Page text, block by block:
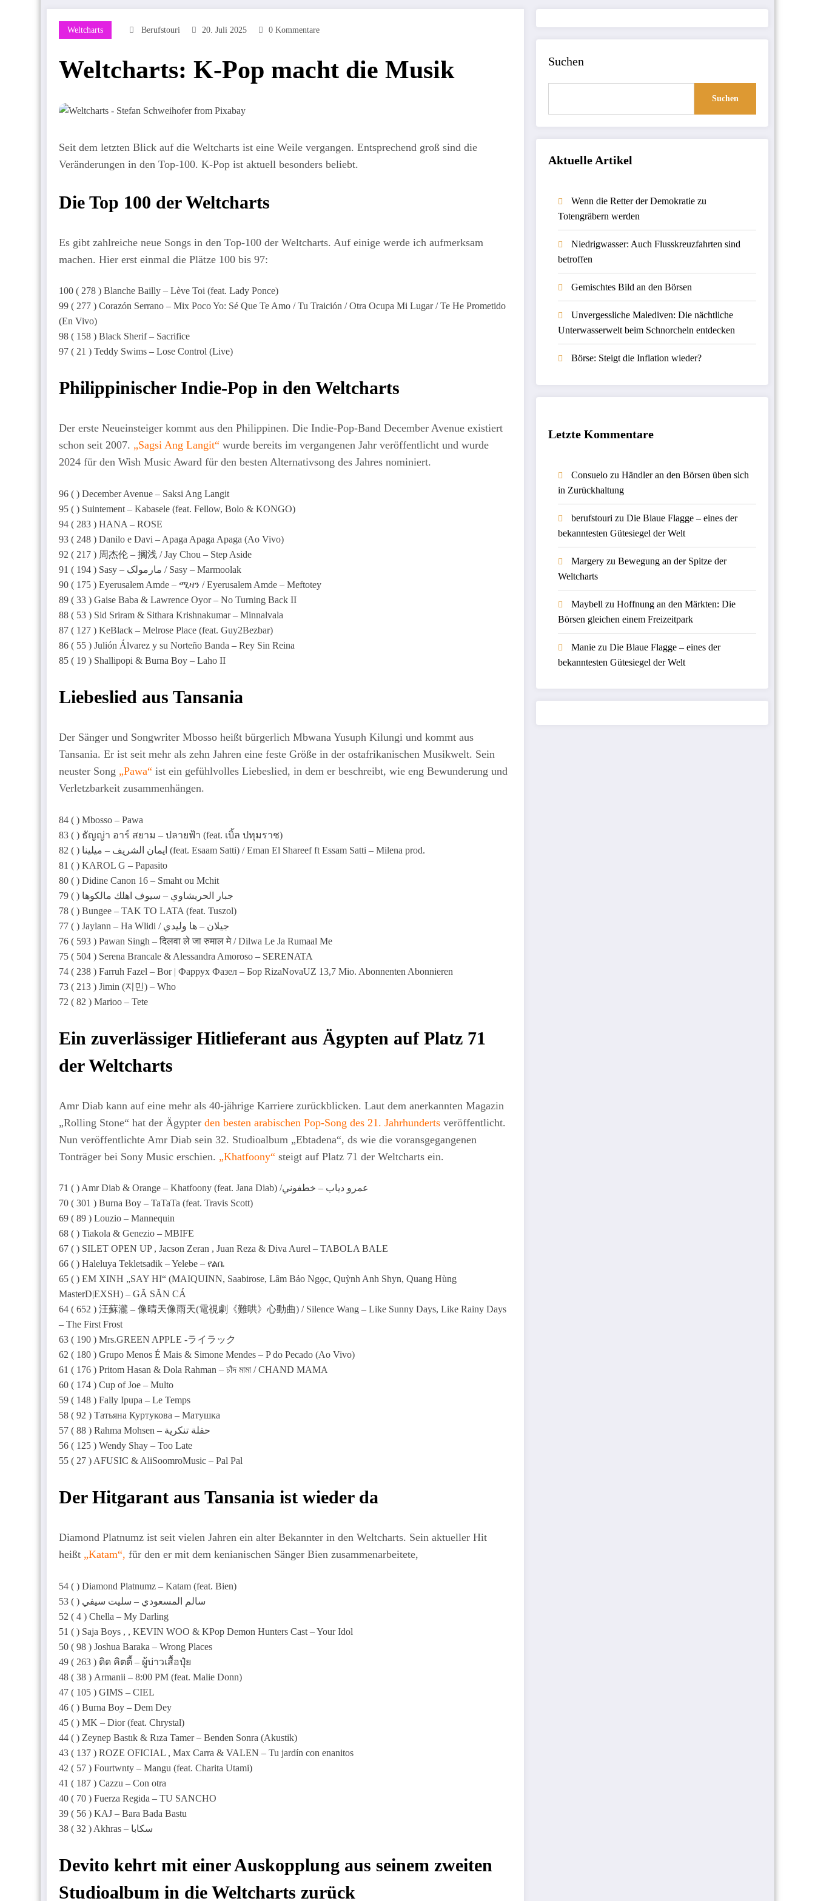
Weltcharts Berufstouri 20. Juli 2025 0 Kommentare
Weltcharts: K-Pop macht die Musik
Seit dem letzten Blick auf die Weltcharts ist eine Weile vergangen. Entsprechend groß sind die
Veränderungen in den Top-100. K-Pop ist aktuell besonders beliebt.
Die Top 100 der Weltcharts
Es gibt zahlreiche neue Songs in den Top-100 der Weltcharts. Auf einige werde ich aufmerksam
machen. Hier erst einmal die Plätze 100 bis 97:
100 ( 278 ) Blanche Bailly – Lève Toi (feat. Lady Ponce)
99 ( 277 ) Corazón Serrano – Mix Poco Yo: Sé Que Te Amo / Tu Traición / Otra Ocupa Mi Lugar / Te He Prometido
(En Vivo)
98 ( 158 ) Black Sherif – Sacrifice
97 ( 21 ) Teddy Swims – Lose Control (Live)
Philippinischer Indie-Pop in den Weltcharts
Der erste Neueinsteiger kommt aus den Philippinen. Die Indie-Pop-Band December Avenue existiert
schon seit 2007. „Sagsi Ang Langit“ wurde bereits im vergangenen Jahr veröffentlicht und wurde
2024 für den Wish Music Award für den besten Alternativsong des Jahres nominiert.
96 ( ) December Avenue – Saksi Ang Langit
95 ( ) Suintement – Kabasele (feat. Fellow, Bolo & KONGO)
94 ( 283 ) HANA – ROSE
93 ( 248 ) Danilo e Davi – Apaga Apaga Apaga (Ao Vivo)
92 ( 217 ) 周杰伦 – 搁浅 / Jay Chou – Step Aside
91 ( 194 ) Sasy – مارمولک / Sasy – Marmoolak
90 ( 175 ) Eyerusalem Amde – ሚዛን / Eyerusalem Amde – Meftotey
89 ( 33 ) Gaise Baba & Lawrence Oyor – No Turning Back II
88 ( 53 ) Sid Sriram & Sithara Krishnakumar – Minnalvala
87 ( 127 ) KeBlack – Melrose Place (feat. Guy2Bezbar)
86 ( 55 ) Julión Álvarez y su Norteño Banda – Rey Sin Reina
85 ( 19 ) Shallipopi & Burna Boy – Laho II
Liebeslied aus Tansania
Der Sänger und Songwriter Mbosso heißt bürgerlich Mbwana Yusuph Kilungi und kommt aus
Tansania. Er ist seit mehr als zehn Jahren eine feste Größe in der ostafrikanischen Musikwelt. Sein
neuster Song „Pawa“ ist ein gefühlvolles Liebeslied, in dem er beschreibt, wie eng Bewunderung und
Verletzbarkeit zusammenhängen.
84 ( ) Mbosso – Pawa
83 ( ) ธัญญ่า อาร์ สยาม – ปลายฟ้า (feat. เบิ้ล ปทุมราช)
82 ( ) ايمان الشريف – ميلينا (feat. Esaam Satti) / Eman El Shareef ft Essam Satti – Milena prod.
81 ( ) KAROL G – Papasito
80 ( ) Didine Canon 16 – Smaht ou Mchit
79 ( ) جبار الحريشاوي – سيوف اهلك مالكوها
78 ( ) Bungee – TAK TO LATA (feat. Tuszol)
77 ( ) Jaylann – Ha Wlidi / جيلان – ها وليدي
76 ( 593 ) Pawan Singh – दिलवा ले जा रुमाल मे / Dilwa Le Ja Rumaal Me
75 ( 504 ) Serena Brancale & Alessandra Amoroso – SERENATA
74 ( 238 ) Farruh Fazel – Bor | Фаррух Фазел – Бор RizaNovaUZ 13,7 Mio. Abonnenten Abonnieren
73 ( 213 ) Jimin (지민) – Who
72 ( 82 ) Marioo – Tete
Ein zuverlässiger Hitlieferant aus Ägypten auf Platz 71
der Weltcharts
Amr Diab kann auf eine mehr als 40-jährige Karriere zurückblicken. Laut dem anerkannten Magazin
„Rolling Stone“ hat der Ägypter den besten arabischen Pop-Song des 21. Jahrhunderts veröffentlicht.
Nun veröffentlichte Amr Diab sein 32. Studioalbum „Ebtadena“, ds wie die voransgegangenen
Tonträger bei Sony Music erschien. „Khatfoony“ steigt auf Platz 71 der Weltcharts ein.
71 ( ) Amr Diab & Orange – Khatfoony (feat. Jana Diab) /عمرو دياب – خطفوني
70 ( 301 ) Burna Boy – TaTaTa (feat. Travis Scott)
69 ( 89 ) Louzio – Mannequin
68 ( ) Tiakola & Genezio – MBIFE
67 ( ) SILET OPEN UP , Jacson Zeran , Juan Reza & Diva Aurel – TABOLA BALE
66 ( ) Haleluya Tekletsadik – Yelebe – የልቤ
65 ( ) EM XINH „SAY HI“ (MAIQUINN, Saabirose, Lâm Bảo Ngọc, Quỳnh Anh Shyn, Quang Hùng
MasterD|EXSH) – GÃ SĂN CÁ
64 ( 652 ) 汪蘇瀧 – 像晴天像雨天(電視劇《難哄》心動曲) / Silence Wang – Like Sunny Days, Like Rainy Days
– The First Frost
63 ( 190 ) Mrs.GREEN APPLE -ライラック
62 ( 180 ) Grupo Menos É Mais & Simone Mendes – P do Pecado (Ao Vivo)
61 ( 176 ) Pritom Hasan & Dola Rahman – চাঁদ মামা / CHAND MAMA
60 ( 174 ) Cup of Joe – Multo
59 ( 148 ) Fally Ipupa – Le Temps
58 ( 92 ) Татьяна Куртукова – Матушка
57 ( 88 ) Rahma Mohsen – حفلة تنكرية
56 ( 125 ) Wendy Shay – Too Late
55 ( 27 ) AFUSIC & AliSoomroMusic – Pal Pal
Der Hitgarant aus Tansania ist wieder da
Diamond Platnumz ist seit vielen Jahren ein alter Bekannter in den Weltcharts. Sein aktueller Hit
heißt „Katam“, für den er mit dem kenianischen Sänger Bien zusammenarbeitete,
54 ( ) Diamond Platnumz – Katam (feat. Bien)
53 ( ) سالم المسعودي – سليت سيفي
52 ( 4 ) Chella – My Darling
51 ( ) Saja Boys , , KEVIN WOO & KPop Demon Hunters Cast – Your Idol
50 ( 98 ) Joshua Baraka – Wrong Places
49 ( 263 ) ดิด คิตตี้ – ผู้บ่าวเสื้อปุ๋ย
48 ( 38 ) Armanii – 8:00 PM (feat. Malie Donn)
47 ( 105 ) GIMS – CIEL
46 ( ) Burna Boy – Dem Dey
45 ( ) MK – Dior (feat. Chrystal)
44 ( ) Zeynep Bastık & Rıza Tamer – Benden Sonra (Akustik)
43 ( 137 ) ROZE OFICIAL , Max Carra & VALEN – Tu jardín con enanitos
42 ( 57 ) Fourtwnty – Mangu (feat. Charita Utami)
41 ( 187 ) Cazzu – Con otra
40 ( 70 ) Fuerza Regida – TU SANCHO
39 ( 56 ) KAJ – Bara Bada Bastu
38 ( 32 ) Akhras – سكابا
Devito kehrt mit einer Auskopplung aus seinem zweiten
Studioalbum in die Weltcharts zurück
Suchen
Suchen
Aktuelle Artikel
Wenn die Retter der Demokratie zu
Totengräbern werden
Niedrigwasser: Auch Flusskreuzfahrten sind
betroffen
Gemischtes Bild an den Börsen
Unvergessliche Malediven: Die nächtliche
Unterwasserwelt beim Schnorcheln entdecken
Börse: Steigt die Inflation wieder?
Letzte Kommentare
Consuelozu Händler an den Börsen üben sich
in Zurückhaltung
berufstouri zu Die Blaue Flagge – eines der
bekanntesten Gütesiegel der Welt
Margeryzu Bewegung an der Spitze der
Weltcharts
Maybell zu Hoffnung an den Märkten: Die
Börsen gleichen einem Freizeitpark
Maniezu Die Blaue Flagge – eines der
bekanntesten Gütesiegel der Welt